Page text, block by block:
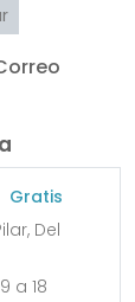
Gratis
Del
a 18